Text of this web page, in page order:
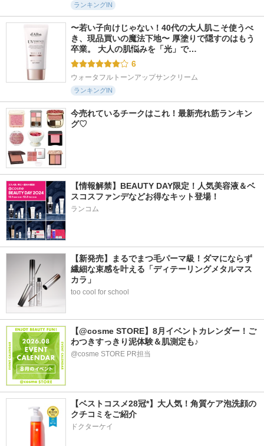
ランキングIN
〜若い子向けじゃない！40代の大人肌こそ使うべ
き、現品買いの魔法下地〜 厚塗りで隠すのはもう
卒業。 大人の肌悩みを「光」で…
6
ウォータフルトーンアップサンクリーム
ランキングIN
今売れているチークはこれ！最新売れ筋ランキン
グ♡
【情報解禁】BEAUTY DAY限定！人気美容液＆ベ
スコスファンデなどお得なキット登場！
ランコム
【新発売】まるでまつ毛パーマ級！ダマにならず
繊細な束感を叶える「ディテーリングメタルマス
カラ」
too cool for school
【@cosme STORE】8月イベントカレンダー！ご
わつきすっきり泥体験＆肌測定も♪
@cosme STORE PR担当
【ベストコスメ28冠*】大人気！角質ケア泡洗顔の
クチコミをご紹介
ドクターケイ